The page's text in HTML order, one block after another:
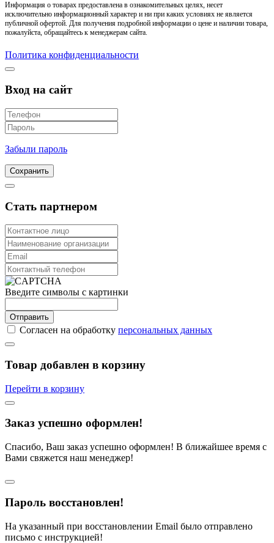
Информация о товарах предоставлена в ознакомительных целях, несет
исключительно информационный характер и ни при каких условиях не является
публичной офертой. Для получения подробной информации о цене и наличии товара,
пожалуйста, обращайтесь к менеджерам сайта.
Политика конфиденциальности
Вход на сайт
Забыли пароль
Сохранить
Стать партнером
Введите символы с картинки
Отправить
Согласен на обработку персональных данных
Товар добавлен в корзину
Перейти в корзину
Заказ успешно оформлен!
Спасибо, Ваш заказ успешно оформлен! В ближайшее время с
Вами свяжется наш менеджер!
Пароль восстановлен!
На указанный при восстановлении Email было отправлено
письмо с инструкцией!